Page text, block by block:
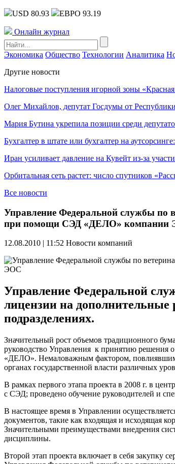
USD 80.93 ЕВРО 93.19
Онлайн журнал
Экономика Общество Технологии Аналитика
Другие новости
Налоговые поступления игорной зоны
Олег Михайлов, депутат Госдумы от
Мария Бутина укрепила позиции среди
Бухгалтер в штате или бухгалтер на
Иран усиливает давление на Кувейт из-за
Орбитальная сеть растет: число спутников
Все новости
Управление Федеральной службы по
при помощи СЭД «ДЕЛО» компании
12.08.2010 | 11:52 Новости компаний
Управление Федеральной
лицензии на дополнительные
подразделениях.
Значительный рост объемов традиционного
руководство Управления к принятию решения
«ДЕЛО». Немаловажным фактором, повлиявшим
органах государственной власти различных
В рамках первого этапа проекта в 2008 г. в
с СЭД; проведено обучение руководителей и
В настоящее время в Управлении
документов, такие как входящая и исходящая
Значительными преимуществами внедрения
дисциплины.
Второй этап проекта включает в себя закупку